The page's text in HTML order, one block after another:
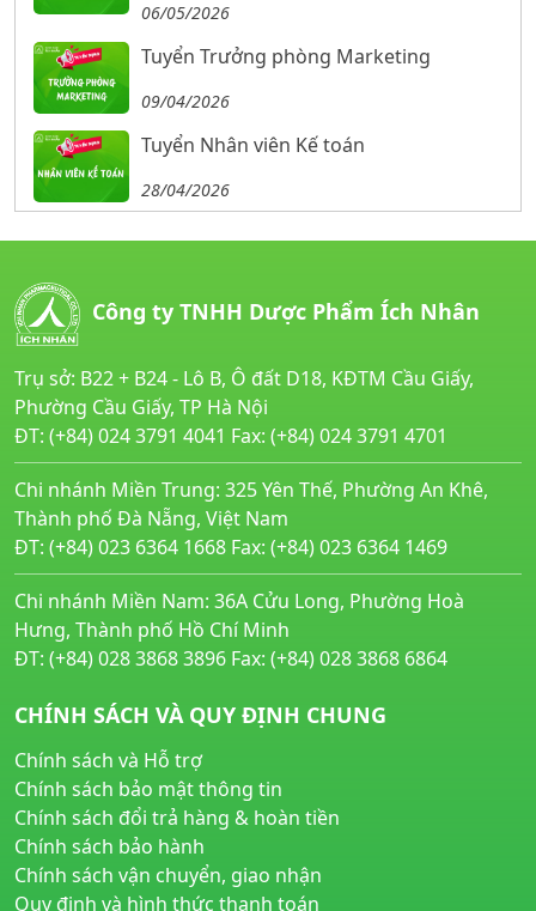
06/05/2026
Tuyển Trưởng phòng Marketing
09/04/2026
Tuyển Nhân viên Kế toán
28/04/2026
Công ty TNHH Dược Phẩm Ích Nhân
Trụ sở: B22 + B24 - Lô B, Ô đất D18, KĐTM Cầu Giấy,
Phường Cầu Giấy, TP Hà Nội
ĐT: (+84) 024 3791 4041 Fax: (+84) 024 3791 4701
Chi nhánh Miền Trung: 325 Yên Thế, Phường An Khê,
Thành phố Đà Nẵng, Việt Nam
ĐT: (+84) 023 6364 1668 Fax: (+84) 023 6364 1469
Chi nhánh Miền Nam: 36A Cửu Long, Phường Hoà
Hưng, Thành phố Hồ Chí Minh
ĐT: (+84) 028 3868 3896 Fax: (+84) 028 3868 6864
CHÍNH SÁCH VÀ QUY ĐỊNH CHUNG
Chính sách và Hỗ trợ
Chính sách bảo mật thông tin
Chính sách đổi trả hàng & hoàn tiền
Chính sách bảo hành
Chính sách vận chuyển, giao nhận
Quy định và hình thức thanh toán